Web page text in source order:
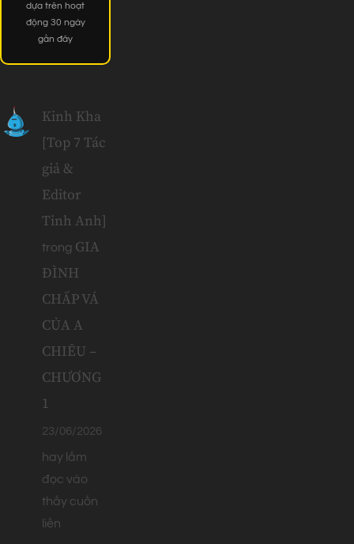
dựa trên hoạt
động 30 ngày
gần đây
Kinh Kha
[Top 7 Tác
giả &
Editor
Tinh Anh]
trong GIA
ĐÌNH
CHẤP VÁ
CỦA A
CHIÊU –
CHƯƠNG
1
23/06/2026
hay lắm
đọc vào
thấy cuốn
liền